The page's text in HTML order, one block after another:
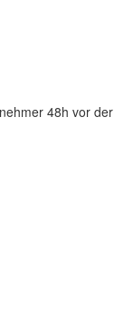
48h vor der